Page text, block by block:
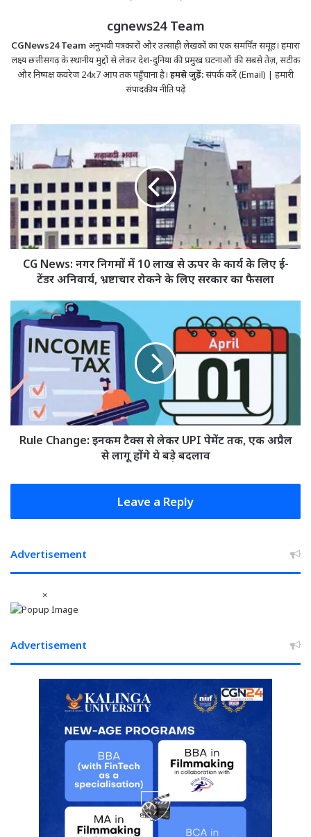
cgnews24 Team
CGNews24 Teamअनुभवी पत्रकारों और उत्साही लेखकों का एक समर्पित समूह। हमारा
लक्ष्य छत्तीसगढ़ के स्थानीय मुद्दों से लेकर देश-दुनिया की प्रमुख घटनाओं की सबसे तेज़, सटीक
और निष्पक्ष कवरेज 24x7 आप तक पहुँचाना है। हमसे जुड़ें:संपर्क करें (Email) | हमारी
संपादकीय नीति पढ़ें
नगर
निगमों
में
10
लाख
से
ऊपर
ई-
टेंडर
अनिवार्य,
भ्रष्टाचार
रोकने
के
लिए
सरकार
CG News: नगर निगमों में 10 लाख से ऊपर के कार्य के लिए ई-
टेंडर अनिवार्य, भ्रष्टाचार रोकने के लिए सरकार का फैसला
Rule
Change:
इनकम
टैक्स
से
लेकर
UPI
पेमेंट
तक,
एक
लागू
Rule Change: इनकम टैक्स से लेकर UPI पेमेंट तक, एक अप्रैल
से लागू होंगे ये बड़े बदलाव
Leave a Reply
Advertisement
×
Advertisement